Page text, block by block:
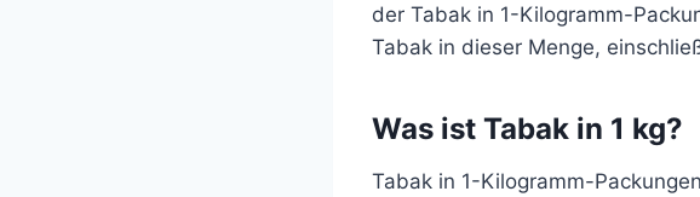
der Tabak in 1-Kilogramm-
Tabak in dieser Menge,
Was ist Tabak in 1 kg?
Tabak in 1-Kilogramm-